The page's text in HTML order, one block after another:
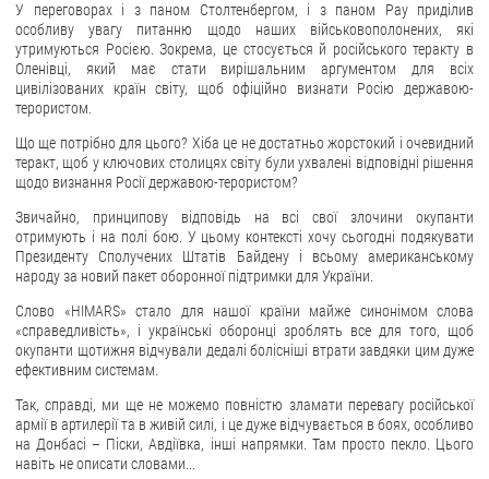
У переговорах і з паном Столтенбергом, і з паном Рау приділив
особливу увагу питанню щодо наших військовополонених, які
утримуються Росією. Зокрема, це стосується й російського теракту в
Оленівці, який має стати вирішальним аргументом для всіх
цивілізованих країн світу, щоб офіційно визнати Росію державою-
терористом.
Що ще потрібно для цього? Хіба це не достатньо жорстокий і очевидний
теракт, щоб у ключових столицях світу були ухвалені відповідні рішення
щодо визнання Росії державою-терористом?
Звичайно, принципову відповідь на всі свої злочини окупанти
отримують і на полі бою. У цьому контексті хочу сьогодні подякувати
Президенту Сполучених Штатів Байдену і всьому американському
народу за новий пакет оборонної підтримки для України.
Слово «HIMARS» стало для нашої країни майже синонімом слова
«справедливість», і українські оборонці зроблять все для того, щоб
окупанти щотижня відчували дедалі болісніші втрати завдяки цим дуже
ефективним системам.
Так, справді, ми ще не можемо повністю зламати перевагу російської
армії в артилерії та в живій силі, і це дуже відчувається в боях, особливо
на Донбасі – Піски, Авдіївка, інші напрямки. Там просто пекло. Цього
навіть не описати словами...